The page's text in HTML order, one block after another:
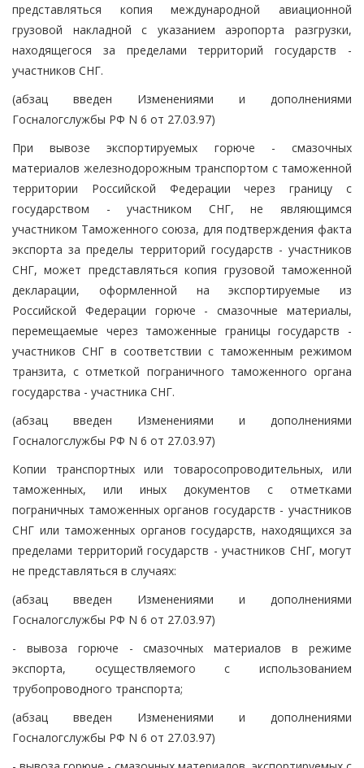
представляться копия международной авиационной
грузовой накладной с указанием аэропорта разгрузки,
находящегося за пределами территорий государств -
участников СНГ.
(абзац введен Изменениями и дополнениями
Госналогслужбы РФ N 6 от 27.03.97)
При вывозе экспортируемых горюче - смазочных
материалов железнодорожным транспортом с таможенной
территории Российской Федерации через границу с
государством - участником СНГ, не являющимся
участником Таможенного союза, для подтверждения факта
экспорта за пределы территорий государств - участников
СНГ, может представляться копия грузовой таможенной
декларации, оформленной на экспортируемые из
Российской Федерации горюче - смазочные материалы,
перемещаемые через таможенные границы государств -
участников СНГ в соответствии с таможенным режимом
транзита, с отметкой пограничного таможенного органа
государства - участника СНГ.
(абзац введен Изменениями и дополнениями
Госналогслужбы РФ N 6 от 27.03.97)
Копии транспортных или товаросопроводительных, или
таможенных, или иных документов с отметками
пограничных таможенных органов государств - участников
СНГ или таможенных органов государств, находящихся за
пределами территорий государств - участников СНГ, могут
не представляться в случаях:
(абзац введен Изменениями и дополнениями
Госналогслужбы РФ N 6 от 27.03.97)
- вывоза горюче - смазочных материалов в режиме
экспорта, осуществляемого с использованием
трубопроводного транспорта;
(абзац введен Изменениями и дополнениями
Госналогслужбы РФ N 6 от 27.03.97)